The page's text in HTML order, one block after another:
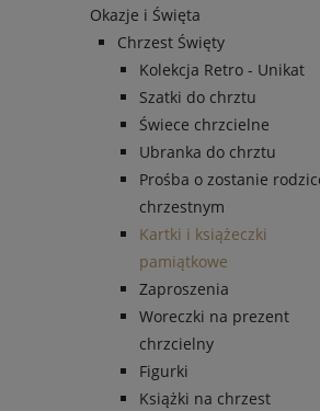
Okazje i Święta
Chrzest Święty
Kolekcja Retro - Unikat
Szatki do chrztu
Świece chrzcielne
Ubranka do chrztu
Prośba o zostanie
chrzestnym
Kartki i książeczki
pamiątkowe
Zaproszenia
Woreczki na prezent
chrzcielny
Figurki
Książki na chrzest